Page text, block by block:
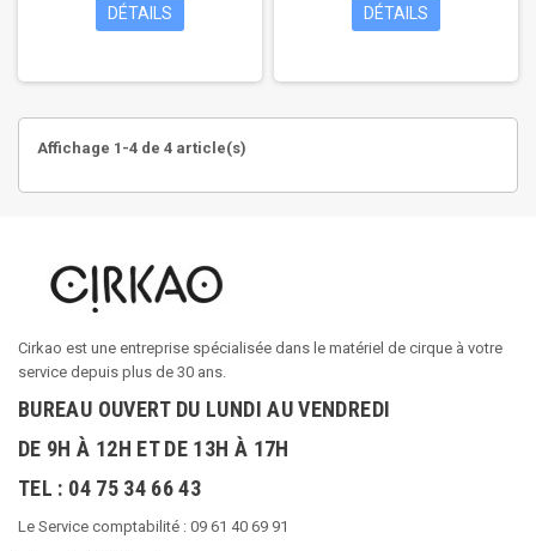
DÉTAILS DÉTAILS
Affichage 1-4 de 4 article(s)
Cirkao est une entreprise spécialisée dans le matériel de cirque à votre
service depuis plus de 30 ans.
BUREAU OUVERT DU LUNDI AU VENDREDI
DE 9H À 12H ET DE 13H À 17H
TEL : 04 75 34 66 43
Le Service comptabilité : 09 61 40 69 91